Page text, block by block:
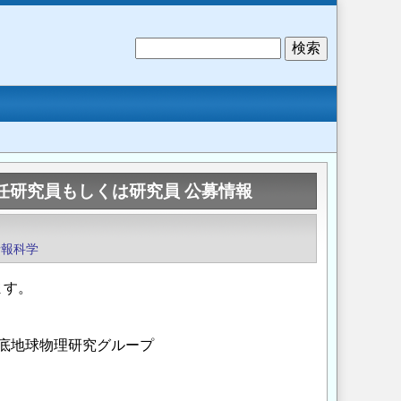
研究員もしくは研究員 公募情報
科学
。
地球物理研究グループ